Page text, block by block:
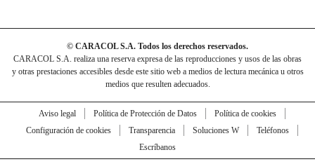
© CARACOL S.A. Todos los derechos reservados.
CARACOL S.A. realiza una reserva expresa de las reproducciones y usos de las obras
y otras prestaciones accesibles desde este sitio web a medios de lectura mecánica u otros
medios que resulten adecuados.
Aviso legal Política de Protección de Datos
Política de cookies
Configuración de cookies
Transparencia Soluciones W
Teléfonos
Escríbanos